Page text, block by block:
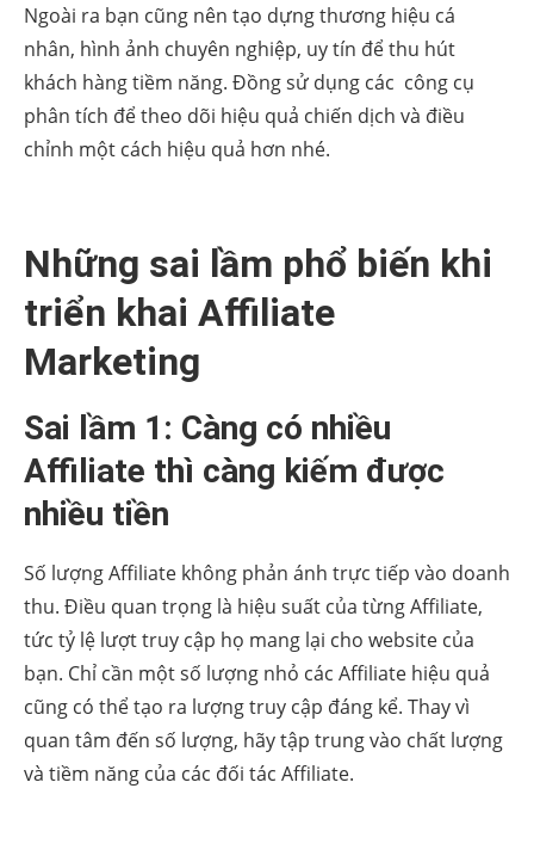
Ngoài ra bạn cũng nên tạo dựng thương hiệu cá
nhân, ​​hình ảnh chuyên nghiệp, uy tín để thu hút
khách hàng tiềm năng. Đồng sử dụng các công cụ
phân tích để theo dõi hiệu quả chiến dịch và điều
chỉnh một cách hiệu quả hơn nhé.
Những sai lầm phổ biến khi
triển khai Affiliate
Marketing
Sai lầm 1: Càng có nhiều
Affiliate thì càng kiếm được
nhiều tiền
Số lượng Affiliate không phản ánh trực tiếp vào doanh
thu. Điều quan trọng là hiệu suất của từng Affiliate,
tức tỷ lệ lượt truy cập họ mang lại cho website của
bạn. Chỉ cần một số lượng nhỏ các Affiliate hiệu quả
cũng có thể tạo ra lượng truy cập đáng kể. Thay vì
quan tâm đến số lượng, hãy tập trung vào chất lượng
và tiềm năng của các đối tác Affiliate.